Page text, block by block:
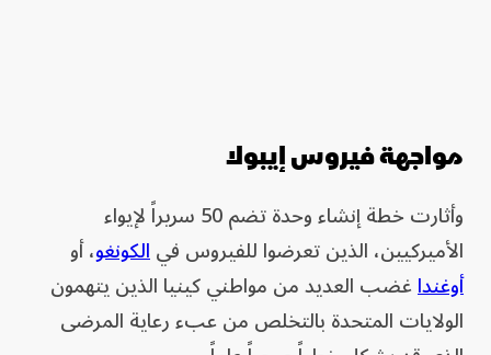
مواجهة فيروس إيبولا
وأثارت خطة إنشاء وحدة تضم 50 سريراً لإيواء
الأميركيين، الذين تعرضوا للفيروس فيالكونغو، أو
أوغنداغضب العديد من مواطني كينيا الذين يتهمون
الولايات المتحدة بالتخلص من عبء رعاية المرضى